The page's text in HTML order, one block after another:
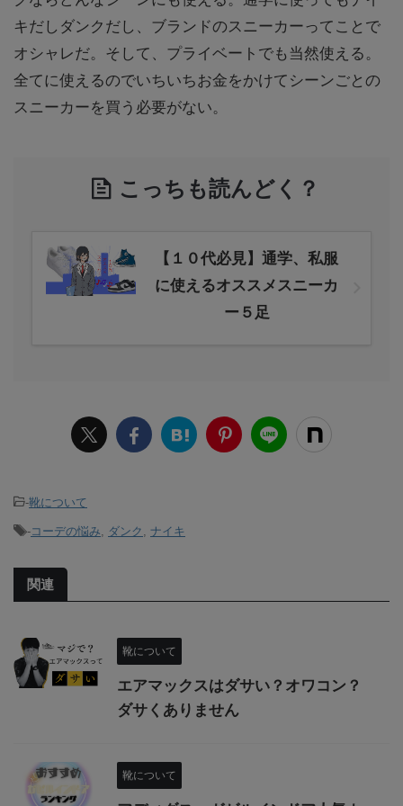
キだしダンクだし、ブランドのスニーカーってことで
オシャレだ。そして、プライベートでも当然使える。
全てに使えるのでいちいちお金をかけてシーンごとの
スニーカーを買う必要がない。
こっちも読んどく？
【１０代必見】通学、私服
に使えるオススメスニーカ
ー５足
-靴について
-コーデの悩み ダンク ナイキ
関連
靴について
エアマックスはダサい？オワコン？
ダサくありません
靴について